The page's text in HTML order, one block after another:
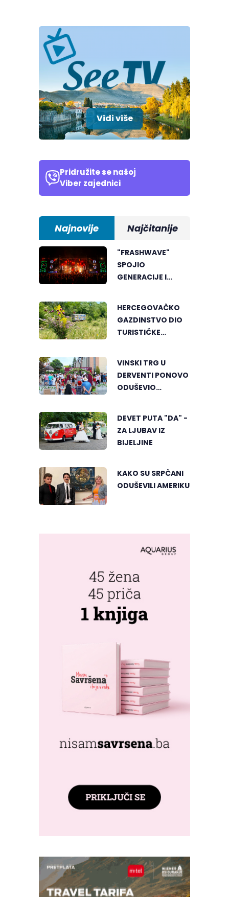
Vidi više
Pridružite se našoj
Viber zajednici
Najnovije Najčitanije
"FRASHWAVE"
SPOJIO
GENERACIJE I
MALO GDJE NALAZI
HERCEGOVAČKO
GAZDINSTVO DIO
TURISTIČKE
GEOGRAFIJE
VINSKI TRG U
DERVENTI PONOVO
ODUŠEVIO
DEVET PUTA "DA" -
ZA LJUBAV IZ
BIJELJINE
KAKO SU SRPČANI
ODUŠEVILI AMERIKU